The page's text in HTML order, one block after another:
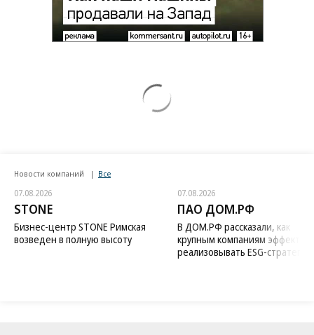
Новости компаний Все
07.08.2026
STONE
Бизнес-центр STONE Римская
возведен в полную высоту
07.08.2026
ПАО ДОМ.РФ
В ДОМ.РФ рассказали, как
крупным компаниям
реализовывать ESG-стратегию